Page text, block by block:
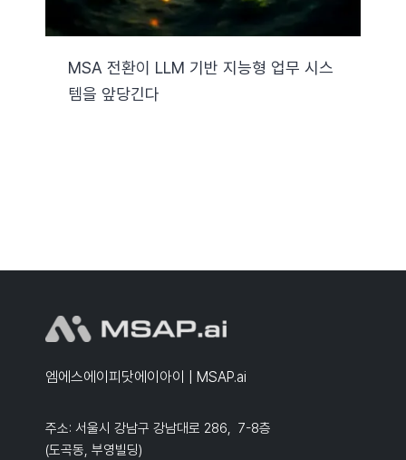
Search
MSA 전환이 LLM 기반 지능형 업무 시스
템을 앞당긴다
엠에스에이피닷에이아이 | MSAP.ai
주소: 서울시 강남구 강남대로 286, 7-8층
(도곡동, 부영빌딩)